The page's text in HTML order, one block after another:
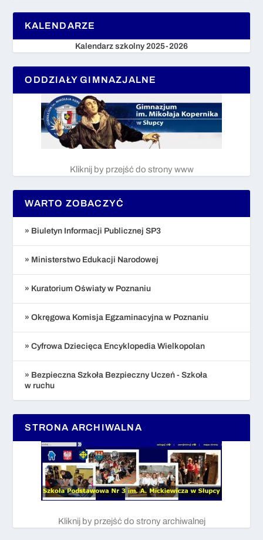
KALENDARZE
Kalendarz szkolny 2025-2026
ODDZIAŁY GIMNAZJALNE
Kliknij by przejść do strony www
WARTO ZOBACZYĆ
» Biuletyn Informacji Publicznej SP3
» Ministerstwo Edukacji Narodowej
» Kuratorium Oświaty w Poznaniu
» Okręgowa Komisja Egzaminacyjna w Poznaniu
» Cyfrowa Dziecięca Encyklopedia Wielkopolan
» Bezpieczna Szkoła Bezpieczny Uczeń - Szkoła
w ruchu
STRONA ARCHIWALNA
Kliknij by przejść do strony archiwalnej